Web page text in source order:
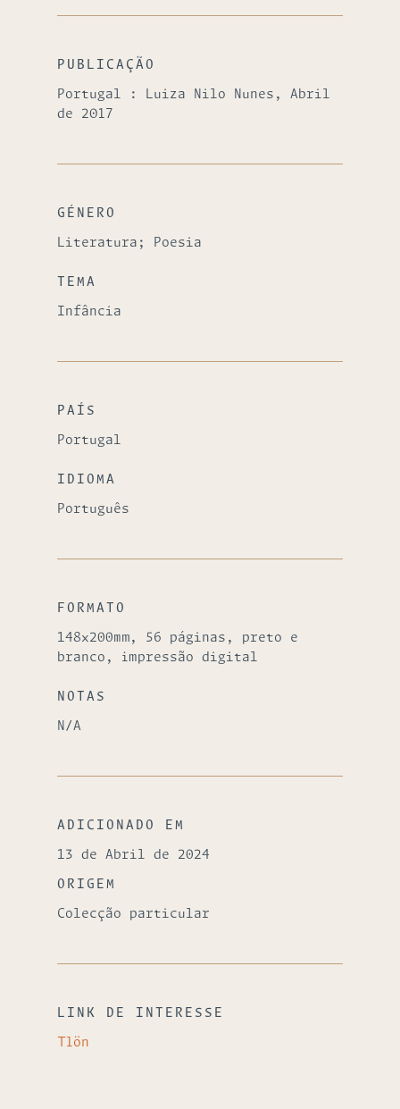
PUBLICAÇÃO
Portugal : Luiza Nilo Nunes, Abril
de 2017
GÉNERO
Literatura; Poesia
TEMA
Infância
PAÍS
Portugal
IDIOMA
Português
FORMATO
148x200mm, 56 páginas, preto e
branco, impressão digital
NOTAS
N/A
ADICIONADO EM
13 de Abril de 2024
ORIGEM
Colecção particular
LINK DE INTERESSE
Tlön